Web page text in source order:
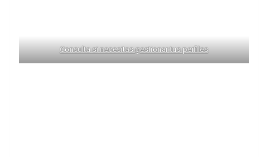
Consulta si necesitasgestionartus perfiles